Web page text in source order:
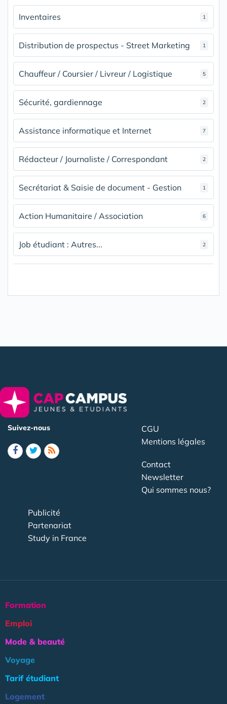
Inventaires 1
Distribution de prospectus - Street Marketing 1
Chauffeur / Coursier / Livreur / Logistique 5
Sécurité, gardiennage 2
Assistance informatique et Internet 7
Rédacteur / Journaliste / Correspondant 2
Secrétariat & Saisie de document - Gestion 1
Action Humanitaire / Association 6
Job étudiant : Autres... 2
Suivez-nous
CGU
Mentions légales
Contact
Newsletter
Qui sommes nous?
Publicité
Partenariat
Study in France
Formation
Emploi
Mode & beauté
Voyage
Tarif étudiant
Logement